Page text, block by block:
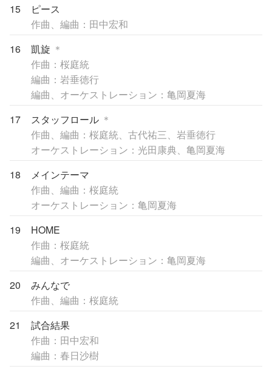
15
ピース
作曲、編曲：田中宏和
16
凱旋 ＊
作曲：桜庭統
編曲：岩垂徳行
編曲、オーケストレーション：亀岡夏海
17
スタッフロール ＊
作曲、編曲：桜庭統、古代祐三、岩垂徳行
オーケストレーション：光田康典、亀岡夏海
18
メインテーマ
作曲、編曲：桜庭統
オーケストレーション：亀岡夏海
19
HOME
作曲：桜庭統
編曲、オーケストレーション：亀岡夏海
20
みんなで
作曲、編曲：桜庭統
21
試合結果
作曲：田中宏和
編曲：春日沙樹